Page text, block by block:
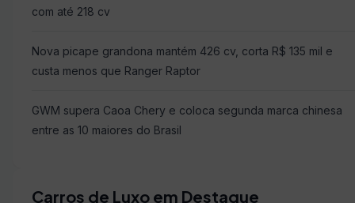
com até 218 cv
Nova picape grandona mantém 426 cv, corta R$ 135 mil e
custa menos que Ranger Raptor
GWM supera Caoa Chery e coloca segunda marca chinesa
entre as 10 maiores do Brasil
Carros de Luxo em Destaque